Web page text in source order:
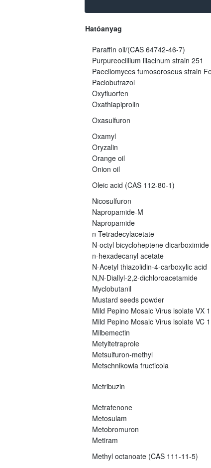
Hatóanyag
Paraffin oil/(CAS 64742-46-7)
Purpureocillium lilacinum strain 251
Paecilomyces fumosoroseus strain
Paclobutrazol
Oxyfluorfen
Oxathiapiprolin
Oxasulfuron
Oxamyl
Oryzalin
Orange oil
Onion oil
Oleic acid (CAS 112-80-1)
Nicosulfuron
Napropamide-M
Napropamide
n-Tetradecylacetate
N-octyl bicycloheptene dicarboximide
n-hexadecanyl acetate
N-Acetyl thiazolidin-4-carboxylic acid
N,N-Diallyl-2,2-dichloroacetamide
Myclobutanil
Mustard seeds powder
Mild Pepino Mosaic Virus isolate VX 1
Mild Pepino Mosaic Virus isolate VC 1
Milbemectin
Metyltetraprole
Metsulfuron-methyl
Metschnikowia fructicola
Metribuzin
Metrafenone
Metosulam
Metobromuron
Metiram
Methyl octanoate (CAS 111-11-5)